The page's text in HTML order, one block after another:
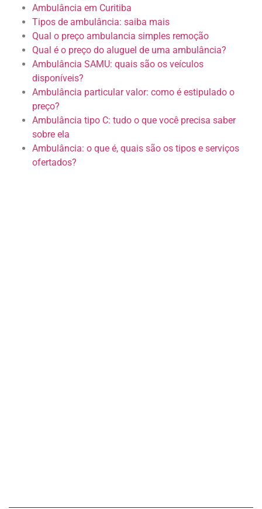
Ambulância em Curitiba
Tipos de ambulância: saiba mais
Qual o preço ambulancia simples remoção
Qual é o preço do aluguel de uma ambulância?
Ambulância SAMU: quais são os veículos
disponíveis?
Ambulância particular valor: como é estipulado o
preço?
Ambulância tipo C: tudo o que você precisa saber
sobre ela
Ambulância: o que é, quais são os tipos e serviços
ofertados?